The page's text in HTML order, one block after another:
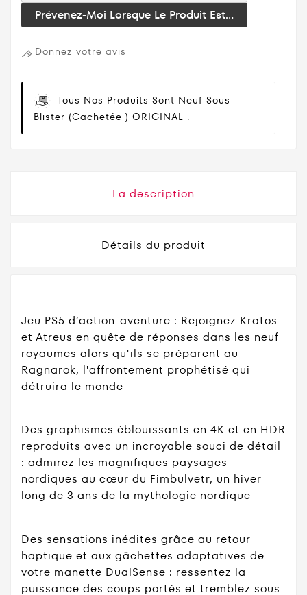
Prévenez-Moi Lorsque Le Produit Est...
Donnez votre avis
Tous Nos Produits Sont Neuf Sous
Blister (cachetée ) ORIGINAL .
La description
Détails du produit
Jeu PS5 d’action-aventure : Rejoignez Kratos
et Atreus en quête de réponses dans les neuf
royaumes alors qu'ils se préparent au
Ragnarök, l'affrontement prophétisé qui
détruira le monde
Des graphismes éblouissants en 4K et en HDR
reproduits avec un incroyable souci de détail
: admirez les magnifiques paysages
nordiques au cœur du Fimbulvetr, un hiver
long de 3 ans de la mythologie nordique
Des sensations inédites grâce au retour
haptique et aux gâchettes adaptatives de
votre manette DualSense : ressentez la
puissance des coups portés et tremblez sous